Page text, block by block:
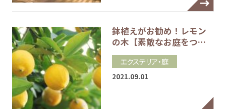
鉢植えがお勧め！レモン
の木【素敵なお庭をつ…
エクステリア・庭
2021.09.01